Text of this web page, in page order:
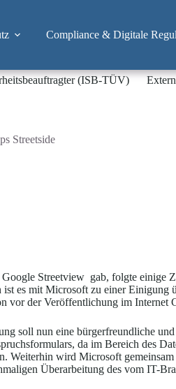
Compliance & Digitale
(ISB-TÜV)
Streetside
Streetview gab, folgte einige
es mit Microsoft zu einer Einigung
vor der Veröffentlichung im Internet
soll nun eine bürgerfreundliche
da im Bereich des
Weiterhin wird Microsoft
Überarbeitung des vom IT-